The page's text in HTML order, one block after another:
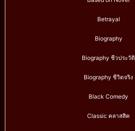
Betrayal
Biography
Biography ชีวประวัติ
Biography ชีวิตจริง
Black Comedy
Classic คลาสสิค